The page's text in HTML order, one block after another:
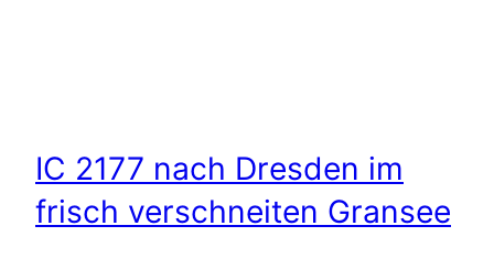
IC 2177 nach Dresden im
frisch verschneiten Gransee